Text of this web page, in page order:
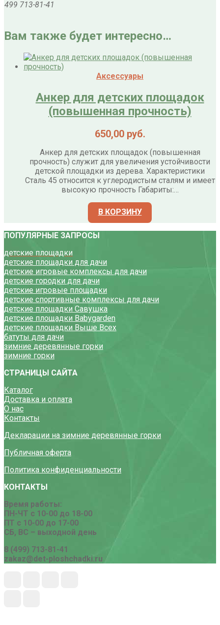
499 713-81-41
Вам также будет интересно…
Аксессуары
Анкер для детских площадок
(повышенная прочность)
650,00 руб.
Анкер для детских площадок (повышенная
прочность) служит для увеличения устойчивости
детской площадки из дерева. Характеристики
Сталь 45 относится к углеродистым сталям и имеет
высокую прочность Габариты:…
В КОРЗИНУ
ПОПУЛЯРНЫЕ ЗАПРОСЫ
детские площадки
детские площадки для дачи
детские игровые комплексы для дачи
детские городки для дачи
детские игровые площадки
детские спортивные комплексы для дачи
детские площадки Савушка
детские площадки Babygarden
детские площадки Выше Всех
батуты для дачи
зимние деревянные горки
зимние горки
СТРАНИЦЫ САЙТА
Каталог
Доставка и оплата
О нас
Контакты
Декларации на зимние деревянные горки
Публичная оферта
Политика конфиденциальности
КОНТАКТЫ
Время работы:
ПН-ЧТ с 10-00 до 18-00
ПТ с 10-00 до 17-00
СБ, ВС – выходной день
8 (499) 713-81-41
zakaz@det-ploshchadki.ru